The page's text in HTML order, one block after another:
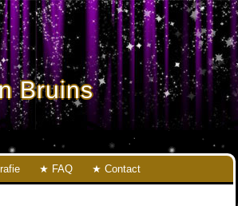
Bruins
FAQ Contact